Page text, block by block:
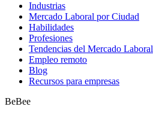
Industrias
Mercado Laboral por Ciudad
Habilidades
Profesiones
Tendencias del Mercado Laboral
Empleo remoto
Blog
Recursos para empresas
BeBee